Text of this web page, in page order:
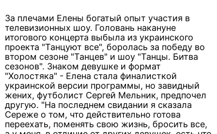
За плечами Елены богатый опыт участия в
телевизионных шоу. Головань накануне
итогового концерта выбыла из украинского
проекта "Танцуют все", боролась за победу во
втором сезоне "Танцев" и шоу "Танцы. Битва
сезонов". Знаком девушке и формат
"Холостяка" - Елена стала финалисткой
украинской версии программы, но завидный
жених, футболист Сергей Мельник, предпочел
другую. "На последнем свидании я сказала
Сереже о том, что действительно готова
переехать, поменять свою жизнь, бросить все,